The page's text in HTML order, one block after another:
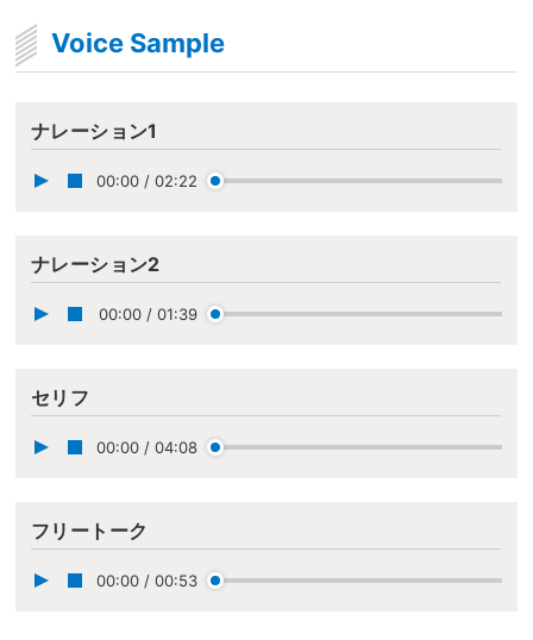
Voice Sample
ナレーション1
00:00 / 02:22
ナレーション2
00:00 / 01:39
セリフ
00:00 / 04:08
フリートーク
00:00 / 00:53